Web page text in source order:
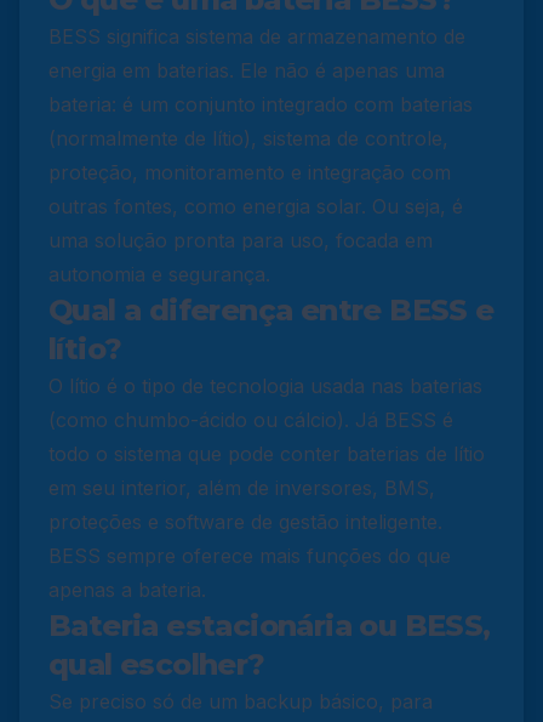
BESS significa sistema de armazenamento de
energia em baterias. Ele não é apenas uma
bateria: é um conjunto integrado com baterias
(normalmente de lítio), sistema de controle,
proteção, monitoramento e integração com
outras fontes, como energia solar. Ou seja, é
uma solução pronta para uso, focada em
autonomia e segurança.
Qual a diferença entre BESS e
lítio?
O lítio é o tipo de tecnologia usada nas baterias
(como chumbo-ácido ou cálcio). Já BESS é
todo o sistema que pode conter baterias de lítio
em seu interior, além de inversores, BMS,
proteções e software de gestão inteligente.
BESS sempre oferece mais funções do que
apenas a bateria.
Bateria estacionária ou BESS,
qual escolher?
Se preciso só de um backup básico, para